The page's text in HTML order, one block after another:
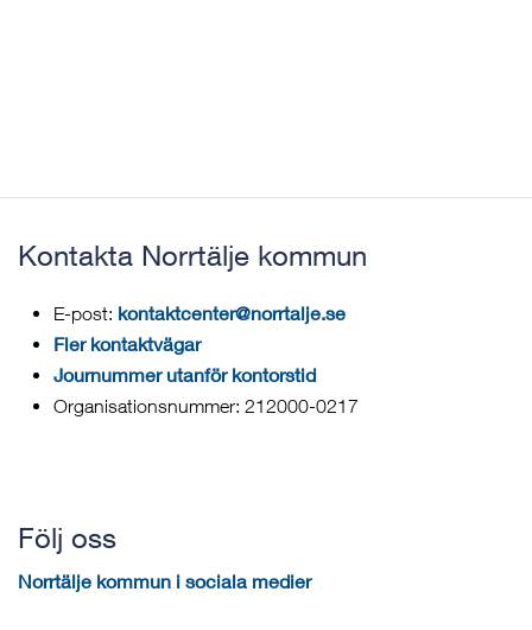
Kontakta Norrtälje kommun
E-post: kontaktcenter@norrtalje.se
Fler kontaktvägar
Journummer utanför kontorstid
Organisationsnummer: 212000-0217
Följ oss
Norrtälje kommun i sociala medier